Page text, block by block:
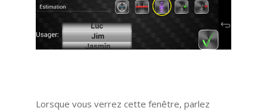
Lorsque vous verrez cette fenêtre, parlez